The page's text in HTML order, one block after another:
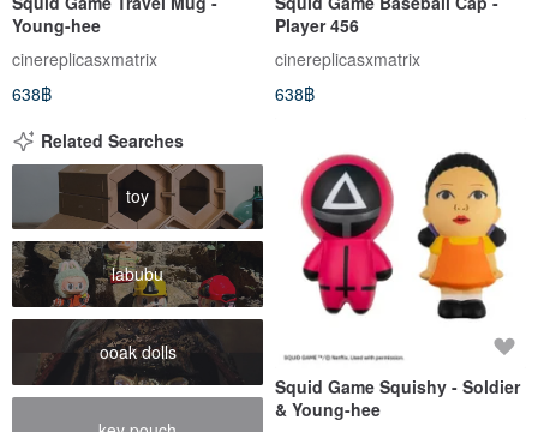
Young-hee
cinereplicasxmatrix
638฿
Player 456
cinereplicasxmatrix
638฿
Related Searches
toy
labubu
ooak dolls
Squid Game Squishy - Soldier
& Young-hee